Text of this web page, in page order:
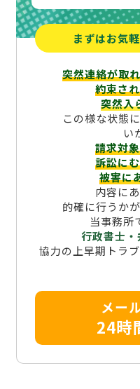
まずはお気
突然連絡が取
約束さ
突然入
この様な状態
い
請求対
訴訟に
被害に
内容に
的確に行うか
当事務所
行政書士
協力の上早期トラ
メー
24時